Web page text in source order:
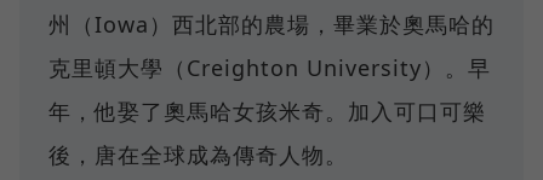
州（Iowa）西北部的農場，畢業於奧馬哈的
克里頓大學（Creighton University）。早
年，他娶了奧馬哈女孩米奇。加入可口可樂
後，唐在全球成為傳奇人物。